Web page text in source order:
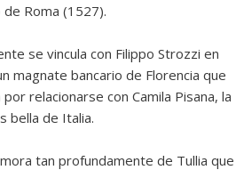
Roma (1527).
se vincula con Filippo Strozzi en
magnate bancario de Florencia que
relacionarse con Camila Pisana, la
bella de Italia.
tan profundamente de Tullia que